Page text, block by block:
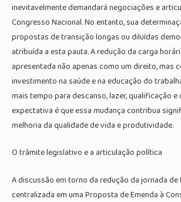
inevitavelmente demandará negociações e
Congresso Nacional. No entanto, sua
propostas de transição longas ou diluídas
atribuída a esta pauta. A redução da carga
apresentada não apenas como um direito, mas
investimento na saúde e na educação do
mais tempo para descanso, lazer, qualificação e
expectativa é que essa mudança contribua
melhoria da qualidade de vida e produtividade.
O trâmite legislativo e a articulação política
A discussão em torno da redução da jornada
centralizada em uma Proposta de Emenda à